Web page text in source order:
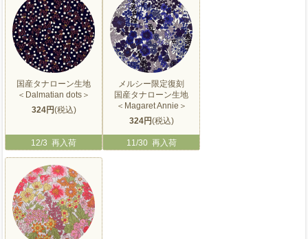
国産タナローン生地
＜Dalmatian dots＞
324円(税込)
12/3 再入荷
メルシー限定復刻
国産タナローン生地
＜Magaret Annie＞
324円(税込)
11/30 再入荷